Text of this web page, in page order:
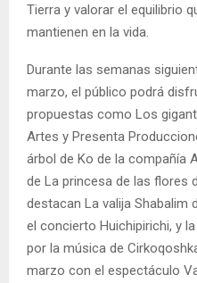
Tierra y valorar el equilibrio
mantienen en la vida.
Durante las semanas
marzo, el público podrá
propuestas como Los
Artes y Presenta
árbol de Ko de la compañía
de La princesa de las flores
destacan La valija Shabalim
el concierto Huichipirichi, y
por la música de
marzo con el espectáculo